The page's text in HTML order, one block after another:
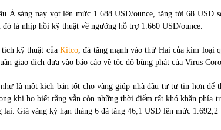
31/05/2022
tử sau ngày thị
hóa
Chứng khoán
phiếu nổi bật
Á sáng nay vọt lên mức 1.688 USD/ounce, tăng tới 68 USD
là nhịp hồi kỹ thuật về ngưỡng hỗ trợ 1.660 USD/ounce.
kỹ thuật của Kitco, đà tăng mạnh vào thứ Hai của kim loại
giao dịch dựa vào báo cáo về tốc độ bùng phát của Virus
là một kịch bản tốt cho vàng giúp nhà đầu tư tự tin hơn để
khi họ biết rằng vẫn còn những thời điểm rất khó khăn phía
lai. Giá vàng kỳ hạn tháng 6 đã tăng 46,1 USD lên mức 1.692,2